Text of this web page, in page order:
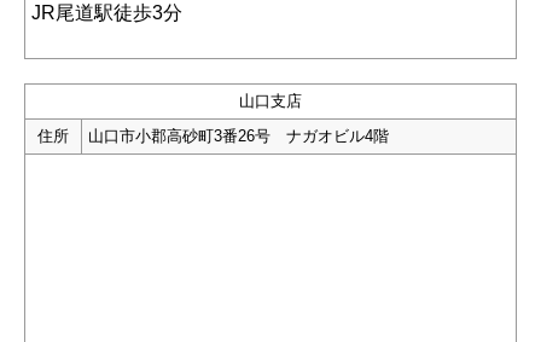
JR尾道駅徒歩3分
山口支店
住所
山口市小郡高砂町3番26号 ナガオビル4階